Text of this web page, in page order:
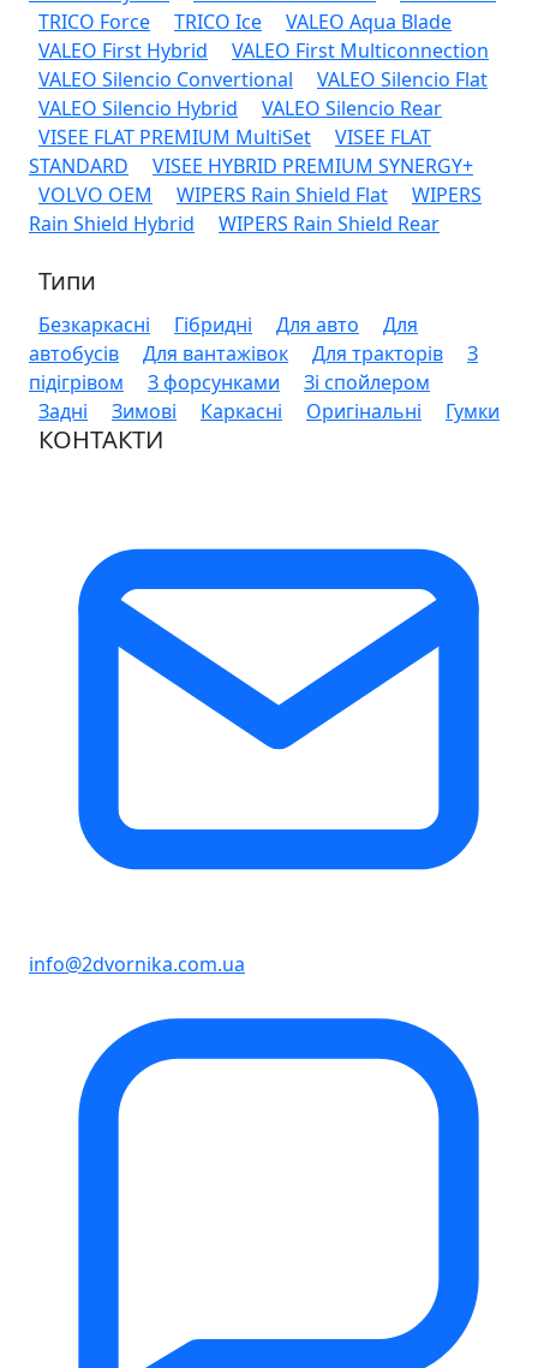
TRICO Force
TRICO Ice
VALEO Aqua Blade
VALEO First Hybrid
VALEO First Multiconnection
VALEO Silencio Convertional
VALEO Silencio Flat
VALEO Silencio Hybrid
VALEO Silencio Rear
VISEE FLAT PREMIUM MultiSet
VISEE FLAT
STANDARD
VISEE HYBRID PREMIUM SYNERGY+
VOLVO OEM
WIPERS Rain Shield Flat
WIPERS
Rain Shield Hybrid
WIPERS Rain Shield Rear
Типи
Безкаркасні Гібридні Для авто
Для
автобусів
Для вантажівок Для тракторів
З
підігрівом
З форсунками
Зі спойлером
Задні
Зимові Каркасні Оригінальні Гумки
КОНТАКТИ
info@2dvornika.com.ua